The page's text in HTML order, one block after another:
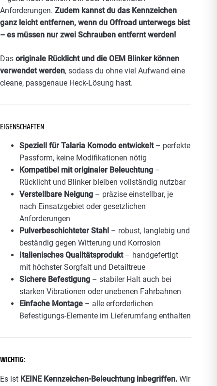
Anforderungen. Zudem kannst du das Kennzeichen
ganz leicht entfernen, wenn du Offroad unterwegs bist
– es müssen nur zwei Schrauben entfernt werden!
Das originale Rücklicht und die OEM Blinker können
verwendet werden, sodass du ohne viel Aufwand eine
cleane, passgenaue Heck-Lösung hast.
EIGENSCHAFTEN
Speziell für Talaria Komodo entwickelt– perfekte
Passform, keine Modifikationen nötig
Kompatibel mit originaler Beleuchtung –
Rücklicht und Blinker bleiben vollständig nutzbar
Verstellbare Neigung – präzise einstellbar, je
nach Einsatzgebiet oder gesetzlichen
Anforderungen
Pulverbeschichteter Stahl – robust, langlebig und
beständig gegen Witterung und Korrosion
Italienisches Qualitätsprodukt– handgefertigt
mit höchster Sorgfalt und Detailtreue
Sichere Befestigung – stabiler Halt auch bei
starken Vibrationen oder unebenen Fahrbahnen
Einfache Montage – alle erforderlichen
Befestigungs-Elemente im Lieferumfang enthalten
WICHTIG:
Es ist KEINE Kennzeichen-Beleuchtung inbegriffen. Wir